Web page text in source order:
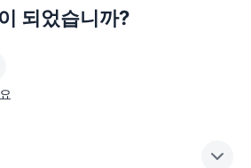
되었습니까?